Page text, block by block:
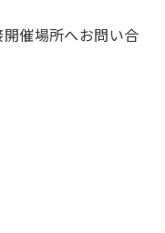
催場所へお問い合